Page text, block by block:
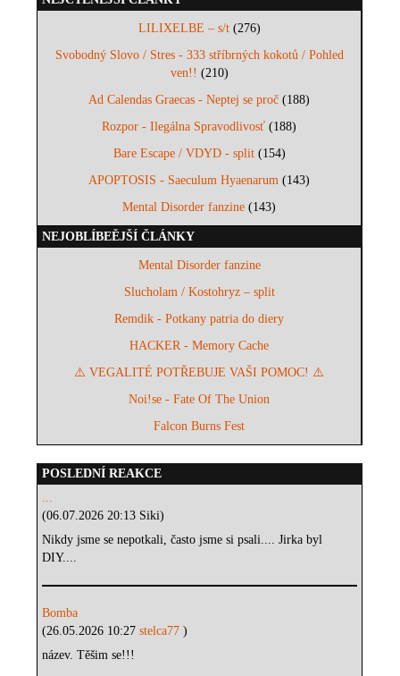
LILIXELBE – s/t(276)
Svobodný Slovo / Stres - 333 stříbrných kokotů / Pohled
ven!! (210)
Ad Calendas Graecas - Neptej se proč (188)
Rozpor - Ilegálna Spravodlivosť (188)
Bare Escape / VDYD - split(154)
APOPTOSIS - Saeculum Hyaenarum (143)
Mental Disorder fanzine (143)
NEJOBLÍBEĚJŠÍ ČLÁNKY
Mental Disorder fanzine
Slucholam / Kostohryz – split
Remdik - Potkany patria do diery
HACKER - Memory Cache
⚠️ VEGALITÉ POTŘEBUJE VAŠI POMOC! ⚠️
Noi!se - Fate Of The Union
Falcon Burns Fest
POSLEDNÍ REAKCE
...
(06.07.2026 20:13 Siki)
Nikdy jsme se nepotkali, často jsme si psali.... Jirka byl
DIY....
Bomba
(26.05.2026 10:27stelca77)
název. Těšim se!!!